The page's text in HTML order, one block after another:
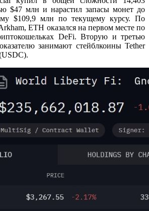
$47 млн и нарастил запасы монет до
$109,9 млн по текущему курсу. По
ETH оказался на первом месте по
DeFi. Вторую и третью
занимают стейблкоины Tether